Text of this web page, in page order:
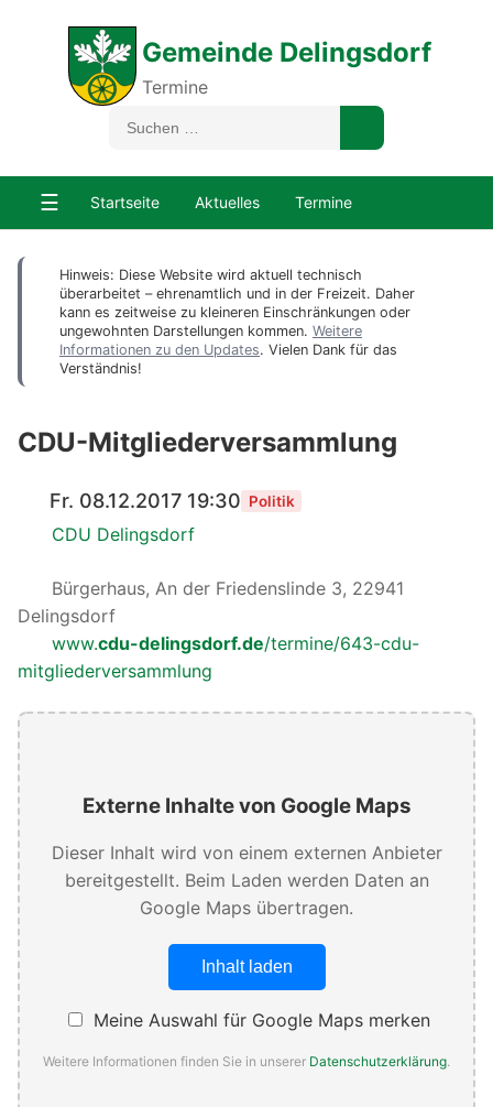
Gemeinde Delingsdorf
Termine
☰ Startseite Aktuelles Termine
Hinweis: Diese Website wird aktuell technisch
überarbeitet – ehrenamtlich und in der Freizeit. Daher
kann es zeitweise zu kleineren Einschränkungen oder
ungewohnten Darstellungen kommen. Weitere
Informationen zu den Updates. Vielen Dank für das
Verständnis!
CDU-Mitgliederversammlung
Fr. 08.12.2017 19:30 Politik
CDU Delingsdorf
Bürgerhaus, An der Friedenslinde 3, 22941
Delingsdorf
www.cdu-delingsdorf.de/termine/643-cdu-
mitgliederversammlung
Externe Inhalte von Google Maps
Dieser Inhalt wird von einem externen Anbieter
bereitgestellt. Beim Laden werden Daten an
Google Maps übertragen.
Inhalt laden
Meine Auswahl für Google Maps merken
Weitere Informationen finden Sie in unserer Datenschutzerklärung.